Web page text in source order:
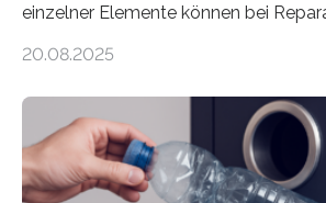
einzelner Elemente können bei
Material und Bauschutt eingespart
Projekt ReCon gemeinsam mit
ein Klett-Verbindungssystem für
Damit lassen sich unterschiedliche
resilient verbinden und bei Bedarf
20.08.2025